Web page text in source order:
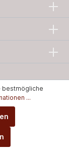
bestmögliche
...